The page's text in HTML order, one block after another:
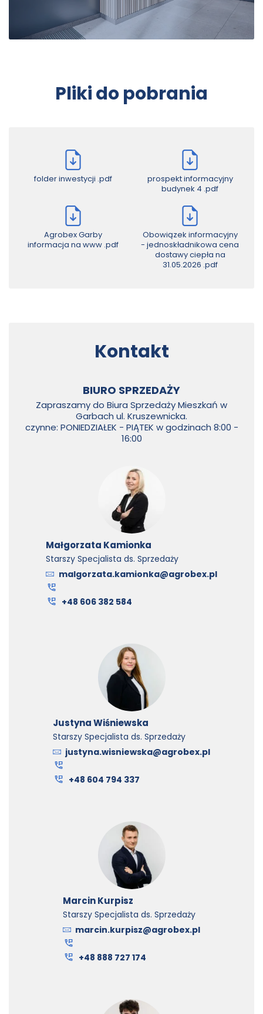
Pliki do pobrania
folder inwestycji .pdf
prospekt informacyjny
budynek 4 .pdf
Agrobex Garby
informacja na www .pdf
Obowiązek informacyjny
- jednoskładnikowa cena
dostawy ciepła na
31.05.2026 .pdf
Kontakt
BIURO SPRZEDAŻY
Zapraszamy do Biura Sprzedaży Mieszkań w
Garbach ul. Kruszewnicka.
czynne: PONIEDZIAŁEK - PIĄTEK w godzinach 8:00 -
16:00
Małgorzata Kamionka
Starszy Specjalista ds. Sprzedaży
malgorzata.kamionka@agrobex.pl
+48 606 382 584
Justyna Wiśniewska
Starszy Specjalista ds. Sprzedaży
justyna.wisniewska@agrobex.pl
+48 604 794 337
Marcin Kurpisz
Starszy Specjalista ds. Sprzedaży
marcin.kurpisz@agrobex.pl
+48 888 727 174